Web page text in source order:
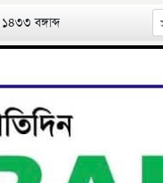
বঙ্গাব্দ